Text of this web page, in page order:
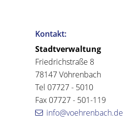
Kontakt:
Stadtverwaltung
Friedrichstraße 8
78147 Vöhrenbach
Tel 07727 - 5010
Fax 07727 - 501-119
info@voehrenbach.de